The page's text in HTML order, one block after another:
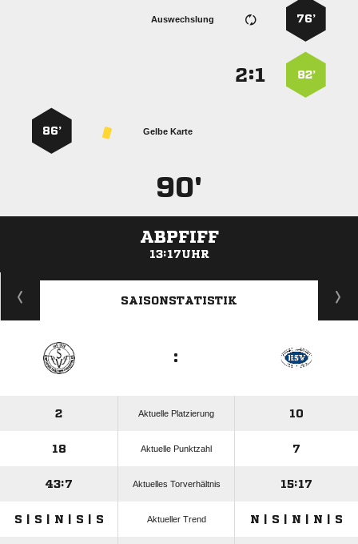
76’
Auswechslung
82’
:
Gelbe Karte
86’
90'
ABPFIFF
13:17UHR
ANZEIGE
SAISONSTATISTIK
:
2 Aktuelle Platzierung 10
18 Aktuelle Punktzahl 7
43:7 Aktuelles Torverhältnis 15:17
S | S | N | S | S Aktueller Trend N | S | N | N | S